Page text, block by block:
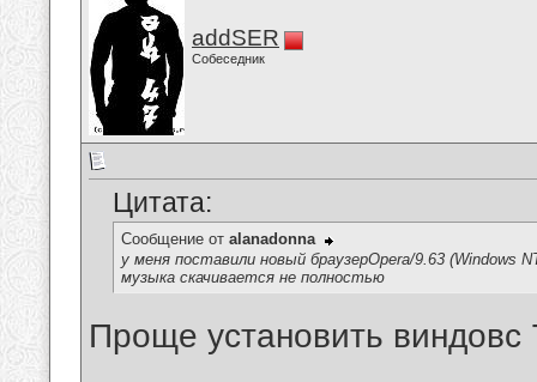
addSER
Собеседник
Цитата:
Сообщение от alanadonna
у меня поставили новый браузерOpera/9.63 (Windows
музыка скачивается не полностью
Проще установить